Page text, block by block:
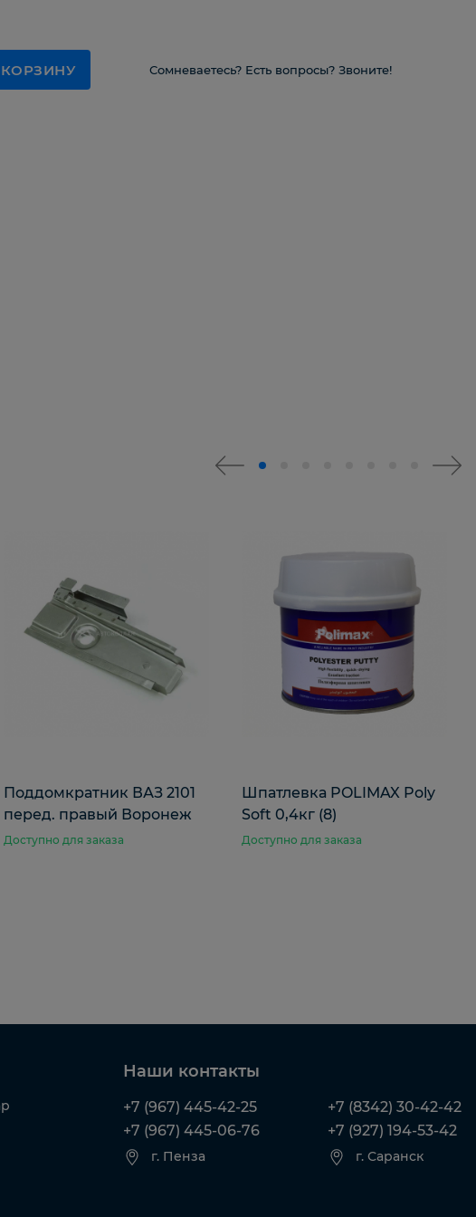
КОРЗИНУ Сомневаетесь? Есть вопросы? Звоните!
Поддомкратник ВАЗ 2101
перед. правый Воронеж
Доступно для заказа
Шпатлевка POLIMAX Poly
Soft 0,4кг (8)
Доступно для заказа
Наши контакты
+7 (967) 445-42-25
+7 (967) 445-06-76
г. Пенза
+7 (8342) 30-42-42
+7 (927) 194-53-42
г. Саранск